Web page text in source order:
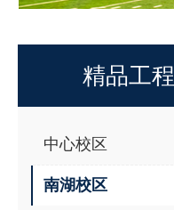
精品工程
中心校区
南湖校区